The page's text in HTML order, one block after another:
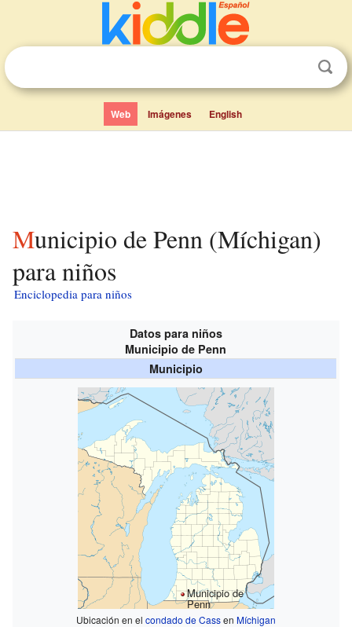
Web Imágenes English
Municipio de Penn (Míchigan)
para niños
Enciclopedia para niños
Datos para niños
Municipio de Penn
Municipio
Municipio de
Penn
Ubicación en el condado de Cassen Míchigan